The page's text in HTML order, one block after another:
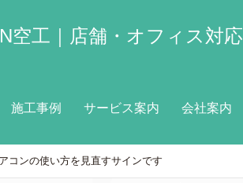
空工｜店舗・オフィス対応
施工事例 サービス案内 会社案内
コンの使い方を見直すサインです